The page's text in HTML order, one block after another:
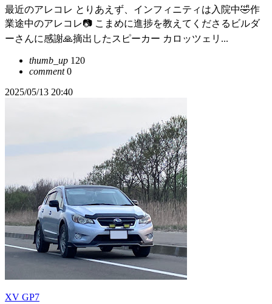
最近のアレコレ とりあえず、インフィニティは入院中🤣作
業途中のアレコレ📷 こまめに進捗を教えてくださるビルダ
ーさんに感謝🙏摘出したスピーカー カロッツェリ...
thumb_up 120
comment0
2025/05/13 20:40
XV GP7